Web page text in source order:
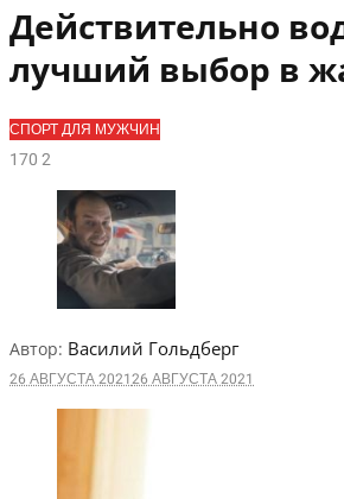
Действительно
лучший выбор в
СПОРТ ДЛЯ МУЖЧИН
1702
Автор: Василий Гольдберг
26 АВГУСТА 202126 АВГУСТА 2021